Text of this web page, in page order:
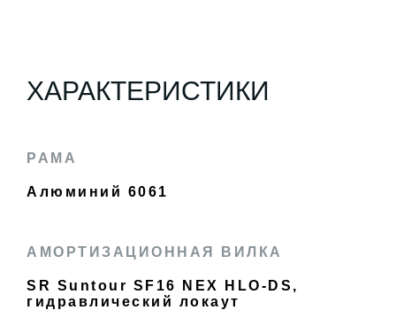
ХАРАКТЕРИСТИКИ
РАМА
Алюминий 6061
АМОРТИЗАЦИОННАЯ ВИЛКА
SR Suntour SF16 NEX HLO-DS,
гидравлический локаут